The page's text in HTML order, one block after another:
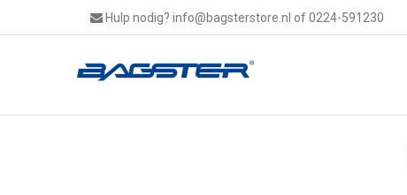
Hulp nodig? info@bagsterstore.nl of 0224-591230